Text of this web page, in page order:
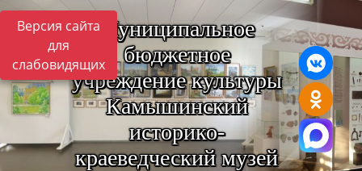
Версия сайта
для
слабовидящих
Муниципальное
бюджетное
учреждение культуры
Камышинский
историко-
краеведческий музей